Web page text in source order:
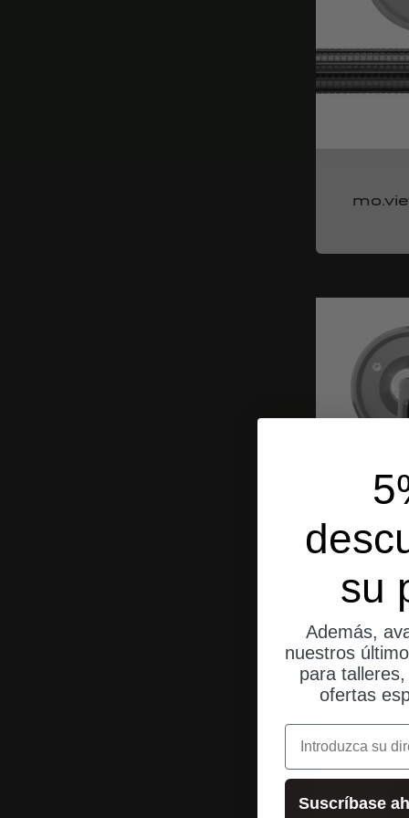
su
Además,
nuestros
para
ofertas
correo
Suscríbase